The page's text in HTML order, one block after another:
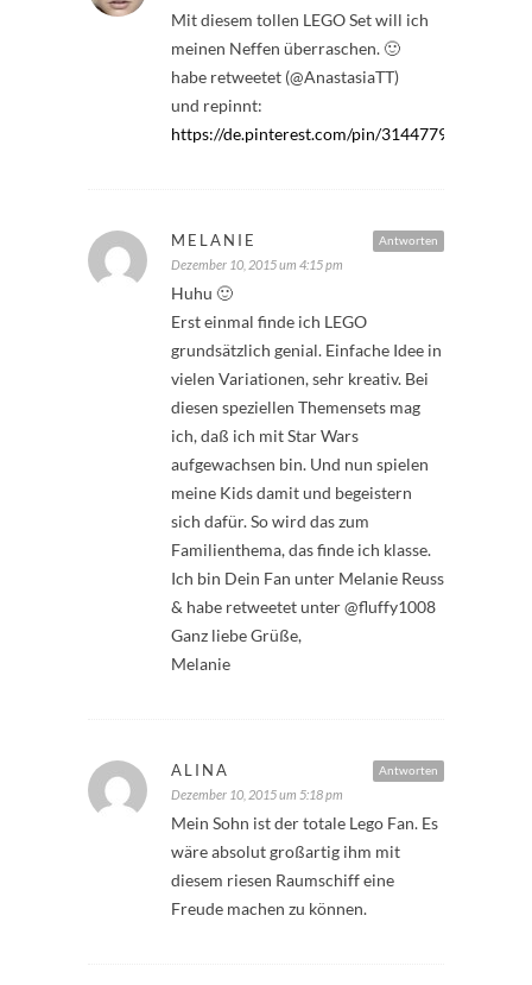
Mit diesem tollen LEGO Set will ich
meinen Neffen überraschen. 🙂
habe retweetet (@AnastasiaTT)
und repinnt:
https://de.pinterest.com/pin/
Antworten
MELANIE
Dezember 10, 2015 um 4:15 pm
Huhu 🙂
Erst einmal finde ich LEGO
grundsätzlich genial. Einfache Idee in
vielen Variationen, sehr kreativ. Bei
diesen speziellen Themensets mag
ich, daß ich mit Star Wars
aufgewachsen bin. Und nun spielen
meine Kids damit und begeistern
sich dafür. So wird das zum
Familienthema, das finde ich klasse.
Ich bin Dein Fan unter Melanie Reuss
& habe retweetet unter @fluffy1008
Ganz liebe Grüße,
Melanie
Antworten
ALINA
Dezember 10, 2015 um 5:18 pm
Mein Sohn ist der totale Lego Fan. Es
wäre absolut großartig ihm mit
diesem riesen Raumschiff eine
Freude machen zu können.